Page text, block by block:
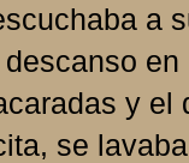
a
y
se